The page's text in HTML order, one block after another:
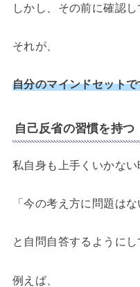
しかし、その前に確認
それが、
自分のマインドセットで
自己反省の習慣を持つ
私自身も上手くいかない
「今の考え方に問題はな
と自問自答するようにし
例えば、